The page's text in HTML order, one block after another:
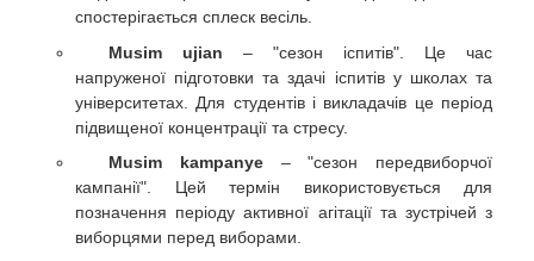
спостерігається сплеск весіль.
Musim ujian – "сезон іспитів". Це час
напруженої підготовки та здачі іспитів у школах та
університетах. Для студентів і викладачів це період
підвищеної концентрації та стресу.
Musim kampanye– "сезон передвиборчої
кампанії". Цей термін використовується для
позначення періоду активної агітації та зустрічей з
виборцями перед виборами.